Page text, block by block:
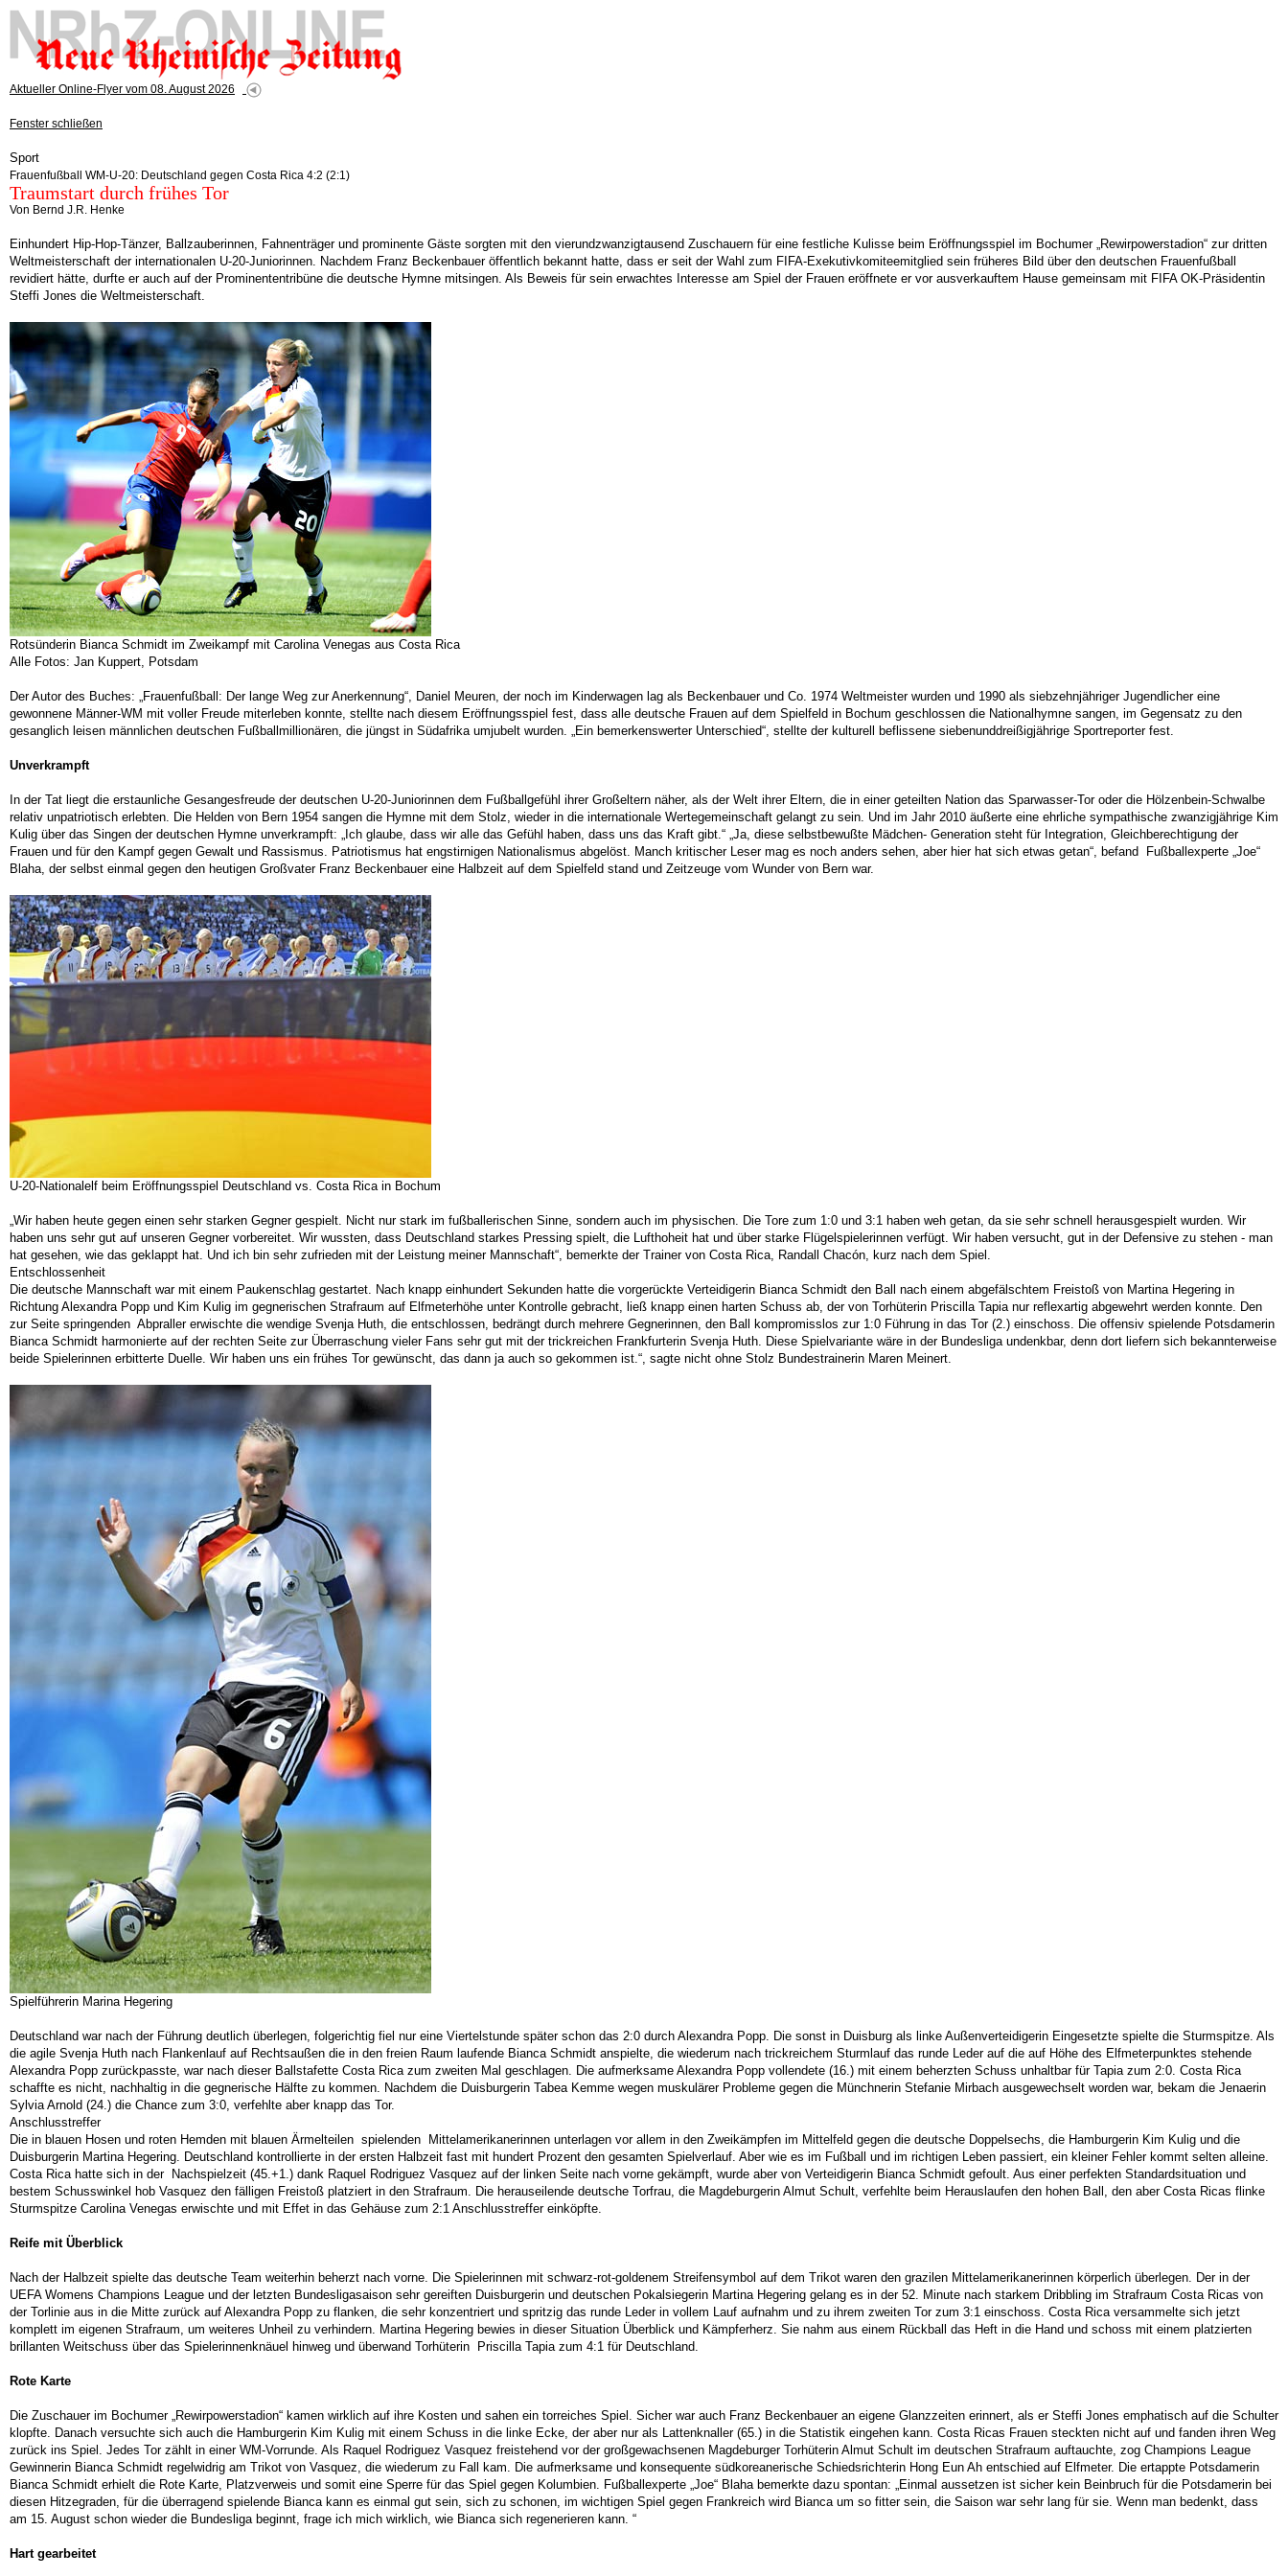
Aktueller Online-Flyer vom 08. August 2026
Fenster schließen
Sport
Frauenfußball WM-U-20: Deutschland gegen Costa Rica 4:2 (2:1)
Traumstart durch frühes Tor
Von Bernd J.R. Henke
Einhundert Hip-Hop-Tänzer, Ballzauberinnen, Fahnenträger und prominente Gäste sorgten mit den vierundzwanzigtausend Zuschauern für eine festliche Kulisse beim Eröffnungsspiel im Bochumer „Rewirpowerstadion“ zur dritten
Weltmeisterschaft der internationalen U-20-Juniorinnen. Nachdem Franz Beckenbauer öffentlich bekannt hatte, dass er seit der Wahl zum FIFA-Exekutivkomiteemitglied sein früheres Bild über den deutschen Frauenfußball
revidiert hätte, durfte er auch auf der Prominententribüne die deutsche Hymne mitsingen. Als Beweis für sein erwachtes Interesse am Spiel der Frauen eröffnete er vor ausverkauftem Hause gemeinsam mit FIFA OK-Präsidentin
Steffi Jones die Weltmeisterschaft.
Rotsünderin Bianca Schmidt im Zweikampf mit Carolina Venegas aus Costa Rica
Alle Fotos: Jan Kuppert, Potsdam
Der Autor des Buches: „Frauenfußball: Der lange Weg zur Anerkennung“, Daniel Meuren, der noch im Kinderwagen lag als Beckenbauer und Co. 1974 Weltmeister wurden und 1990 als siebzehnjähriger Jugendlicher eine
gewonnene Männer-WM mit voller Freude miterleben konnte, stellte nach diesem Eröffnungsspiel fest, dass alle deutsche Frauen auf dem Spielfeld in Bochum geschlossen die Nationalhymne sangen, im Gegensatz zu den
gesanglich leisen männlichen deutschen Fußballmillionären, die jüngst in Südafrika umjubelt wurden. „Ein bemerkenswerter Unterschied“, stellte der kulturell beflissene siebenunddreißigjährige Sportreporter fest.
Unverkrampft
In der Tat liegt die erstaunliche Gesangesfreude der deutschen U-20-Juniorinnen dem Fußballgefühl ihrer Großeltern näher, als der Welt ihrer Eltern, die in einer geteilten Nation das Sparwasser-Tor oder die Hölzenbein-Schwalbe
relativ unpatriotisch erlebten. Die Helden von Bern 1954 sangen die Hymne mit dem Stolz, wieder in die internationale Wertegemeinschaft gelangt zu sein. Und im Jahr 2010 äußerte eine ehrliche sympathische zwanzigjährige Kim
Kulig über das Singen der deutschen Hymne unverkrampft: „Ich glaube, dass wir alle das Gefühl haben, dass uns das Kraft gibt.“ „Ja, diese selbstbewußte Mädchen- Generation steht für Integration, Gleichberechtigung der
Frauen und für den Kampf gegen Gewalt und Rassismus. Patriotismus hat engstirnigen Nationalismus abgelöst. Manch kritischer Leser mag es noch anders sehen, aber hier hat sich etwas getan“, befand Fußballexperte „Joe“
Blaha, der selbst einmal gegen den heutigen Großvater Franz Beckenbauer eine Halbzeit auf dem Spielfeld stand und Zeitzeuge vom Wunder von Bern war.
U-20-Nationalelf beim Eröffnungsspiel Deutschland vs. Costa Rica in Bochum
„Wir haben heute gegen einen sehr starken Gegner gespielt. Nicht nur stark im fußballerischen Sinne, sondern auch im physischen. Die Tore zum 1:0 und 3:1 haben weh getan, da sie sehr schnell herausgespielt wurden. Wir
haben uns sehr gut auf unseren Gegner vorbereitet. Wir wussten, dass Deutschland starkes Pressing spielt, die Lufthoheit hat und über starke Flügelspielerinnen verfügt. Wir haben versucht, gut in der Defensive zu stehen - man
hat gesehen, wie das geklappt hat. Und ich bin sehr zufrieden mit der Leistung meiner Mannschaft“, bemerkte der Trainer von Costa Rica, Randall Chacón, kurz nach dem Spiel.
Entschlossenheit
Die deutsche Mannschaft war mit einem Paukenschlag gestartet. Nach knapp einhundert Sekunden hatte die vorgerückte Verteidigerin Bianca Schmidt den Ball nach einem abgefälschtem Freistoß von Martina Hegering in
Richtung Alexandra Popp und Kim Kulig im gegnerischen Strafraum auf Elfmeterhöhe unter Kontrolle gebracht, ließ knapp einen harten Schuss ab, der von Torhüterin Priscilla Tapia nur reflexartig abgewehrt werden konnte. Den
zur Seite springenden Abpraller erwischte die wendige Svenja Huth, die entschlossen, bedrängt durch mehrere Gegnerinnen, den Ball kompromisslos zur 1:0 Führung in das Tor (2.) einschoss. Die offensiv spielende Potsdamerin
Bianca Schmidt harmonierte auf der rechten Seite zur Überraschung vieler Fans sehr gut mit der trickreichen Frankfurterin Svenja Huth. Diese Spielvariante wäre in der Bundesliga undenkbar, denn dort liefern sich bekannterweise
beide Spielerinnen erbitterte Duelle. Wir haben uns ein frühes Tor gewünscht, das dann ja auch so gekommen ist.“, sagte nicht ohne Stolz Bundestrainerin Maren Meinert.
Spielführerin Marina Hegering
Deutschland war nach der Führung deutlich überlegen, folgerichtig fiel nur eine Viertelstunde später schon das 2:0 durch Alexandra Popp. Die sonst in Duisburg als linke Außenverteidigerin Eingesetzte spielte die Sturmspitze. Als
die agile Svenja Huth nach Flankenlauf auf Rechtsaußen die in den freien Raum laufende Bianca Schmidt anspielte, die wiederum nach trickreichem Sturmlauf das runde Leder auf die auf Höhe des Elfmeterpunktes stehende
Alexandra Popp zurückpasste, war nach dieser Ballstafette Costa Rica zum zweiten Mal geschlagen. Die aufmerksame Alexandra Popp vollendete (16.) mit einem beherzten Schuss unhaltbar für Tapia zum 2:0. Costa Rica
schaffte es nicht, nachhaltig in die gegnerische Hälfte zu kommen. Nachdem die Duisburgerin Tabea Kemme wegen muskulärer Probleme gegen die Münchnerin Stefanie Mirbach ausgewechselt worden war, bekam die Jenaerin
Sylvia Arnold (24.) die Chance zum 3:0, verfehlte aber knapp das Tor.
Anschlusstreffer
Die in blauen Hosen und roten Hemden mit blauen Ärmelteilen spielenden Mittelamerikanerinnen unterlagen vor allem in den Zweikämpfen im Mittelfeld gegen die deutsche Doppelsechs, die Hamburgerin Kim Kulig und die
Duisburgerin Martina Hegering. Deutschland kontrollierte in der ersten Halbzeit fast mit hundert Prozent den gesamten Spielverlauf. Aber wie es im Fußball und im richtigen Leben passiert, ein kleiner Fehler kommt selten alleine.
Costa Rica hatte sich in der Nachspielzeit (45.+1.) dank Raquel Rodriguez Vasquez auf der linken Seite nach vorne gekämpft, wurde aber von Verteidigerin Bianca Schmidt gefoult. Aus einer perfekten Standardsituation und
bestem Schusswinkel hob Vasquez den fälligen Freistoß platziert in den Strafraum. Die herauseilende deutsche Torfrau, die Magdeburgerin Almut Schult, verfehlte beim Herauslaufen den hohen Ball, den aber Costa Ricas flinke
Sturmspitze Carolina Venegas erwischte und mit Effet in das Gehäuse zum 2:1 Anschlusstreffer einköpfte.
Reife mit Überblick
Nach der Halbzeit spielte das deutsche Team weiterhin beherzt nach vorne. Die Spielerinnen mit schwarz-rot-goldenem Streifensymbol auf dem Trikot waren den grazilen Mittelamerikanerinnen körperlich überlegen. Der in der
UEFA Womens Champions League und der letzten Bundesligasaison sehr gereiften Duisburgerin und deutschen Pokalsiegerin Martina Hegering gelang es in der 52. Minute nach starkem Dribbling im Strafraum Costa Ricas von
der Torlinie aus in die Mitte zurück auf Alexandra Popp zu flanken, die sehr konzentriert und spritzig das runde Leder in vollem Lauf aufnahm und zu ihrem zweiten Tor zum 3:1 einschoss. Costa Rica versammelte sich jetzt
komplett im eigenen Strafraum, um weiteres Unheil zu verhindern. Martina Hegering bewies in dieser Situation Überblick und Kämpferherz. Sie nahm aus einem Rückball das Heft in die Hand und schoss mit einem platzierten
brillanten Weitschuss über das Spielerinnenknäuel hinweg und überwand Torhüterin Priscilla Tapia zum 4:1 für Deutschland.
Rote Karte
Die Zuschauer im Bochumer „Rewirpowerstadion“ kamen wirklich auf ihre Kosten und sahen ein torreiches Spiel. Sicher war auch Franz Beckenbauer an eigene Glanzzeiten erinnert, als er Steffi Jones emphatisch auf die Schulter
klopfte. Danach versuchte sich auch die Hamburgerin Kim Kulig mit einem Schuss in die linke Ecke, der aber nur als Lattenknaller (65.) in die Statistik eingehen kann. Costa Ricas Frauen steckten nicht auf und fanden ihren Weg
zurück ins Spiel. Jedes Tor zählt in einer WM-Vorrunde. Als Raquel Rodriguez Vasquez freistehend vor der großgewachsenen Magdeburger Torhüterin Almut Schult im deutschen Strafraum auftauchte, zog Champions League
Gewinnerin Bianca Schmidt regelwidrig am Trikot von Vasquez, die wiederum zu Fall kam. Die aufmerksame und konsequente südkoreanerische Schiedsrichterin Hong Eun Ah entschied auf Elfmeter. Die ertappte Potsdamerin
Bianca Schmidt erhielt die Rote Karte, Platzverweis und somit eine Sperre für das Spiel gegen Kolumbien. Fußballexperte „Joe“ Blaha bemerkte dazu spontan: „Einmal aussetzen ist sicher kein Beinbruch für die Potsdamerin bei
diesen Hitzegraden, für die überragend spielende Bianca kann es einmal gut sein, sich zu schonen, im wichtigen Spiel gegen Frankreich wird Bianca um so fitter sein, die Saison war sehr lang für sie. Wenn man bedenkt, dass
am 15. August schon wieder die Bundesliga beginnt, frage ich mich wirklich, wie Bianca sich regenerieren kann. “
Hart gearbeitet